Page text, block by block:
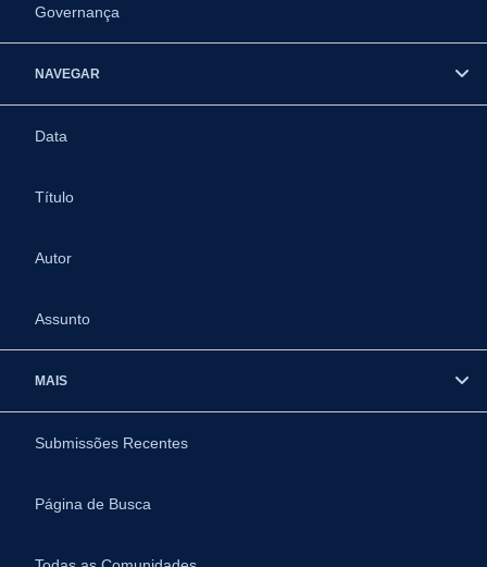
Governança
NAVEGAR
Data
Título
Autor
Assunto
MAIS
Submissões Recentes
Página de Busca